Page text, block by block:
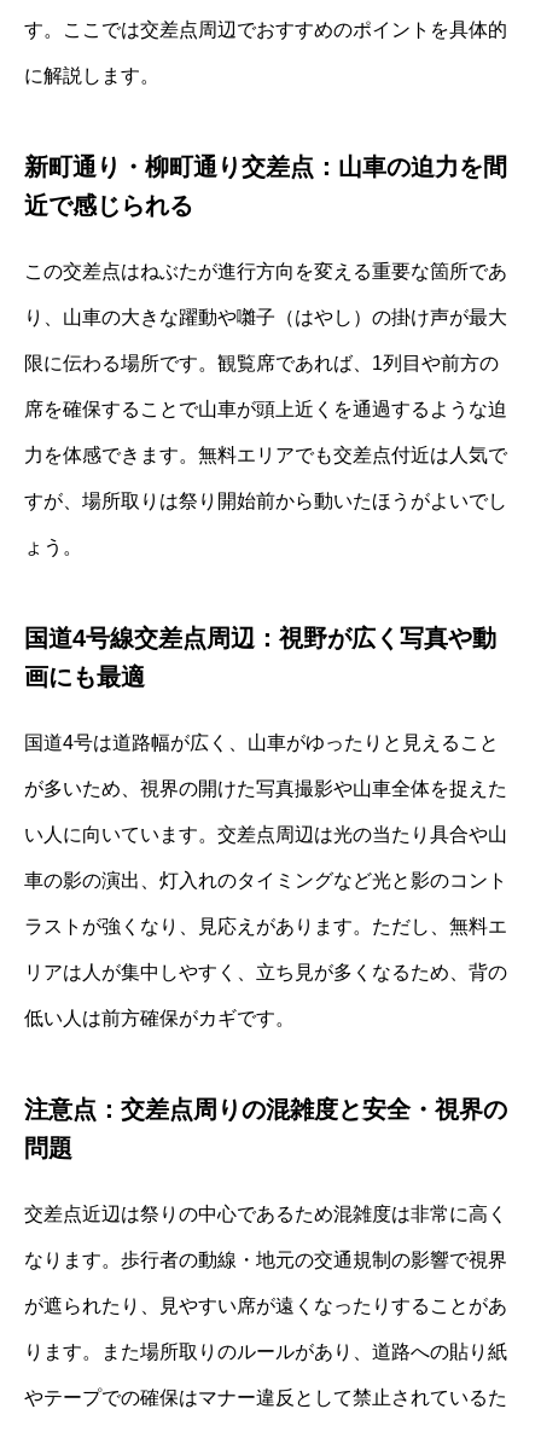
す。ここでは交差点周辺でおすすめのポイントを具体的
に解説します。
新町通り・柳町通り交差点：山車の迫力を間
近で感じられる
この交差点はねぶたが進行方向を変える重要な箇所であ
り、山車の大きな躍動や囃子（はやし）の掛け声が最大
限に伝わる場所です。観覧席であれば、1列目や前方の
席を確保することで山車が頭上近くを通過するような迫
力を体感できます。無料エリアでも交差点付近は人気で
すが、場所取りは祭り開始前から動いたほうがよいでし
ょう。
国道4号線交差点周辺：視野が広く写真や動
画にも最適
国道4号は道路幅が広く、山車がゆったりと見えること
が多いため、視界の開けた写真撮影や山車全体を捉えた
い人に向いています。交差点周辺は光の当たり具合や山
車の影の演出、灯入れのタイミングなど光と影のコント
ラストが強くなり、見応えがあります。ただし、無料エ
リアは人が集中しやすく、立ち見が多くなるため、背の
低い人は前方確保がカギです。
注意点：交差点周りの混雑度と安全・視界の
問題
交差点近辺は祭りの中心であるため混雑度は非常に高く
なります。歩行者の動線・地元の交通規制の影響で視界
が遮られたり、見やすい席が遠くなったりすることがあ
ります。また場所取りのルールがあり、道路への貼り紙
やテープでの確保はマナー違反として禁止されているた